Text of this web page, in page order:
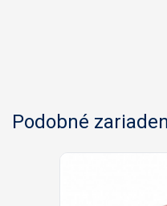
Podobné